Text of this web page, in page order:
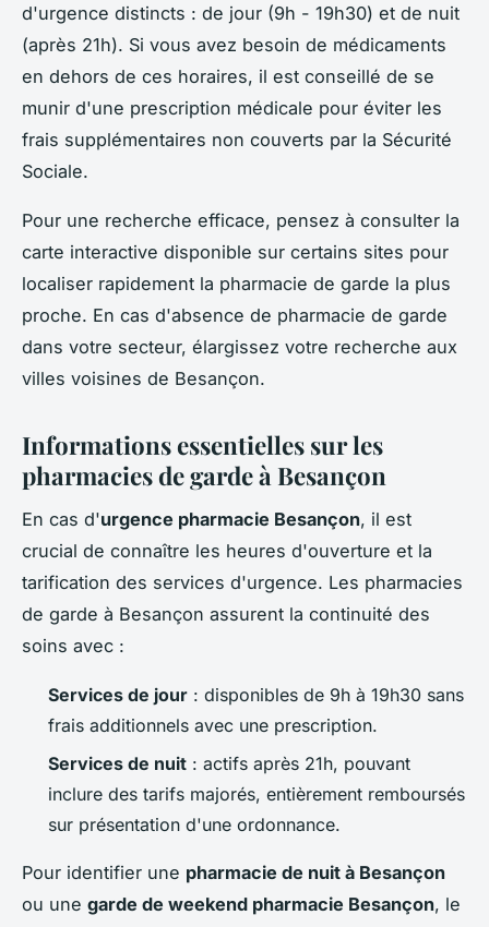
d'urgence distincts : de jour (9h - 19h30) et de nuit
(après 21h). Si vous avez besoin de médicaments
en dehors de ces horaires, il est conseillé de se
munir d'une prescription médicale pour éviter les
frais supplémentaires non couverts par la Sécurité
Sociale.
Pour une recherche efficace, pensez à consulter la
carte interactive disponible sur certains sites pour
localiser rapidement la pharmacie de garde la plus
proche. En cas d'absence de pharmacie de garde
dans votre secteur, élargissez votre recherche aux
villes voisines de Besançon.
Informations essentielles sur les
pharmacies de garde à Besançon
En cas d'urgence pharmacie Besançon, il est
crucial de connaître les heures d'ouverture et la
tarification des services d'urgence. Les pharmacies
de garde à Besançon assurent la continuité des
soins avec :
Services de jour : disponibles de 9h à 19h30 sans
frais additionnels avec une prescription.
Services de nuit : actifs après 21h, pouvant
inclure des tarifs majorés, entièrement remboursés
sur présentation d'une ordonnance.
Pour identifier une pharmacie de nuit à Besançon
ou une garde de weekend pharmacie Besançon, le